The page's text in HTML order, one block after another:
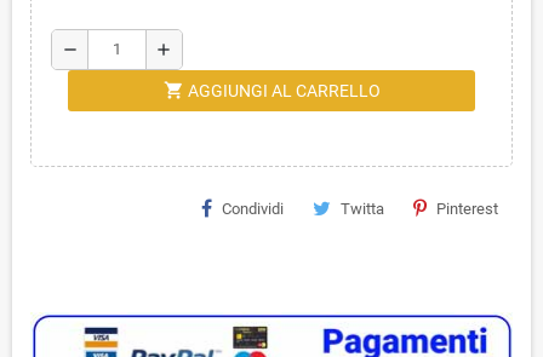
remove add
shopping_cart AGGIUNGI AL CARRELLO
Condividi Twitta Pinterest